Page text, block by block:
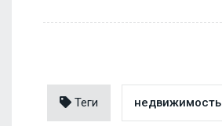
Теги недвижимость